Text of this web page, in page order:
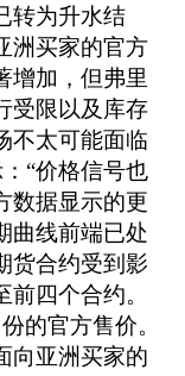
转为升水结
洲买家的官方
增加，但弗里
受限以及库存
不太可能面临
“价格信号也
数据显示的更
曲线前端已处
货合约受到影
四个合约。
的官方售价。
向亚洲买家的